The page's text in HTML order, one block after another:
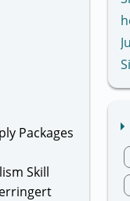
Packages
Skill